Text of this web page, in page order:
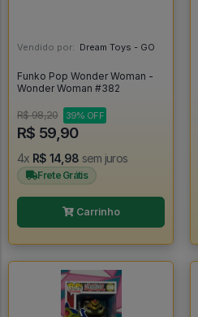
Vendido por: Dream Toys - GO
Funko Pop Wonder Woman -
Wonder Woman #382
R$ 98,20 39% OFF
R$ 59,90
4x R$ 14,98 sem juros
Frete Grátis
Carrinho